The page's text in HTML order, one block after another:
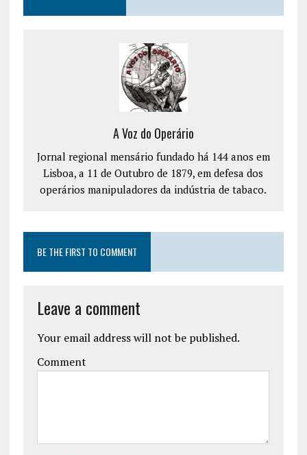
A Voz do Operário
Jornal regional mensário fundado há 144 anos em
Lisboa, a 11 de Outubro de 1879, em defesa dos
operários manipuladores da indústria de tabaco.
BE THE FIRST TO COMMENT
Leave a comment
Your email address will not be published.
Comment